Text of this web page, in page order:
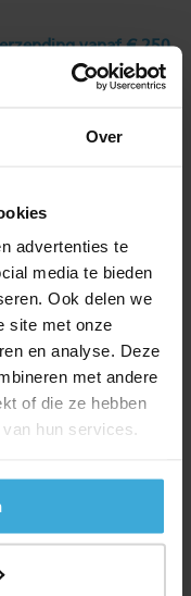
Over
advertenties te
media te bieden
Ook delen we
site met onze
en analyse. Deze
met andere
of die ze hebben
hun services.
vanaf € 250
x 30 x 3 mm